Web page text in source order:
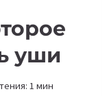
уши
1 мин